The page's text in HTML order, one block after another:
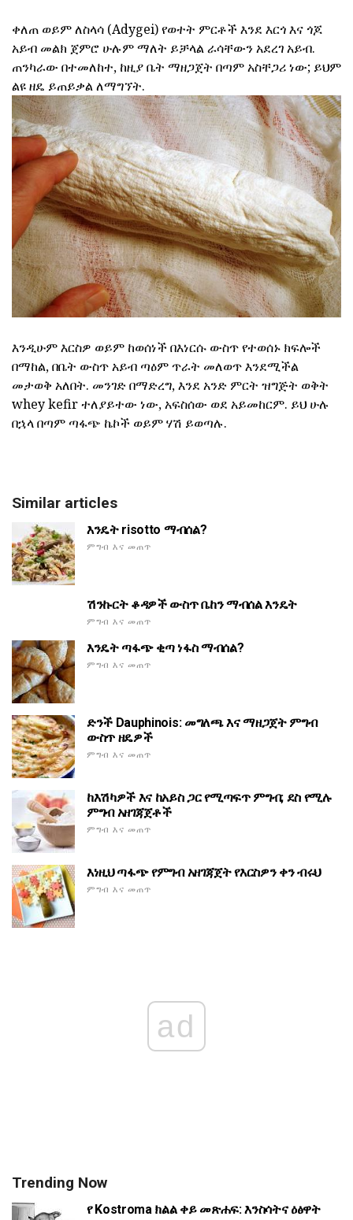
ቀለጠ ወይም ለስላሳ (Adygei) የወተት ምርቶች እንደ እርጎ እና ጎጆ
አይብ መልክ ጀምሮ ሁሉም ማለት ይቻላል ራሳቸውን አደረገ አይብ.
ጠንካራው በተመለከተ, ከዚያ ቤት ማዘጋጀት በጣም አስቸጋሪ ነው; ይህም
ልዩ ዘዴ ይጠይቃል ለማግኘት.
እንዲሁም እርስዎ ወይም ከወሰነች በእነርሱ ውስጥ የተወሰኑ ክፍሎች
በማከል, በቤት ውስጥ አይብ ጣዕም ጥራት መለወጥ እንደሚችል
መታወቅ አለበት. መንገድ በማድረግ, እንደ አንድ ምርት ዝግጅት ወቅት
whey kefir ተለያይተው ነው, አፍስሰው ወደ አይመከርም. ይህ ሁሉ
በኋላ በጣም ጣፋጭ ኬኮች ወይም ሃሽ ይወጣሉ.
Similar articles
እንዴት risotto ማብሰል?
ምግብ እና መጠጥ
ሽንኩርት ቆዳዎች ውስጥ ቤከን ማብሰል እንዴት
ምግብ እና መጠጥ
እንዴት ጣፋጭ ቂጣ ነፋስ ማብሰል?
ምግብ እና መጠጥ
ድንች Dauphinois: መግለጫ እና ማዘጋጀት ምግብ
ውስጥ ዘዴዎች
ምግብ እና መጠጥ
ከእሽካዎች እና ከአይስ ጋር የሚጣፍጥ ምግብ; ደስ የሚሉ
ምግብ አዘገጃጀቶች
ምግብ እና መጠጥ
እነዚህ ጣፋጭ የምግብ አዘገጃጀት የእርስዎን ቀን ብሩህ
ምግብ እና መጠጥ
ad
Trending Now
የ Kostroma ክልል ቀይ መጽሐፍ: እንስሳትና ዕፅዋት